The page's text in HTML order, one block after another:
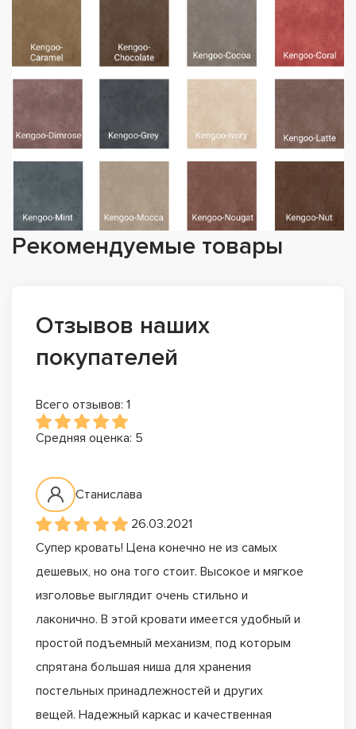
Рекомендуемые товары
Отзывов наших
покупателей
Всего отзывов: 1
Средняя оценка: 5
Станислава
26.03.2021
Супер кровать! Цена конечно не из самых
дешевых, но она того стоит. Высокое и мягкое
изголовье выглядит очень стильно и
лаконично. В этой кровати имеется удобный и
простой подъемный механизм, под которым
спрятана большая ниша для хранения
постельных принадлежностей и других
вещей. Надежный каркас и качественная